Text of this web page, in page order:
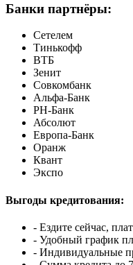
Банки партнёры:
Сетелем
Тинькофф
ВТБ
Зенит
Совкомбанк
Альфа-Банк
РН-Банк
Абсолют
Европа-Банк
Оранж
Квант
Экспо
Выгоды кредитования:
- Ездите сейчас,
- Удобный график
- Индивидуальные